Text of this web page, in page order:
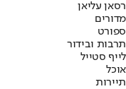
רסאן עליאן
מדורים
ספורט
תרבות ובידור
לייף סטייל
אוכל
תיירות